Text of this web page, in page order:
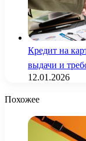
Кредит на
выдачи и
12.01.2026
Похожее